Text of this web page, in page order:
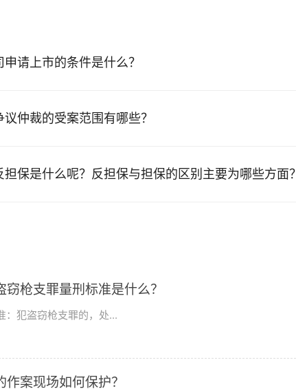
请上市的条件是什么？
仲裁的受案范围有哪些？
保是什么呢？反担保与担保的区别主要为哪些方面？
枪支罪量刑标准是什么？
：犯盗窃枪支罪的，处...
案现场如何保护？